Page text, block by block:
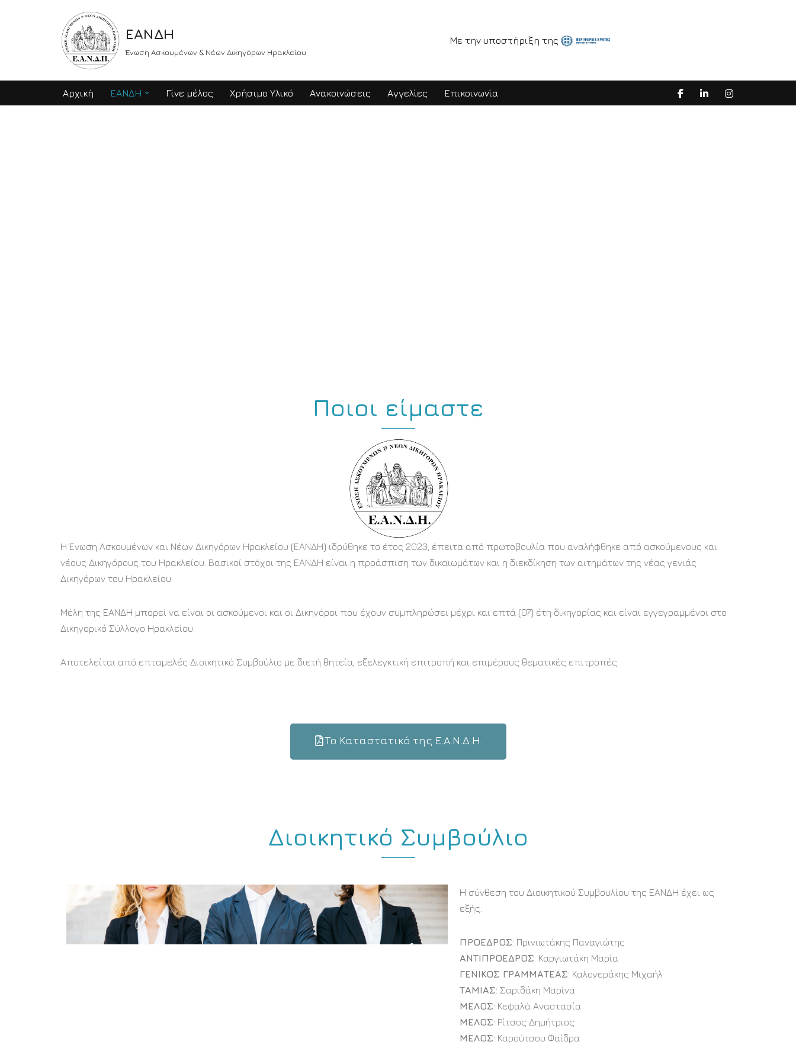
ΕΑΝΔΗ
Ένωση Ασκουμένων & Νέων Δικηγόρων Ηρακλείου
Με την υποστήριξη της
Αρχική ΕΑΝΔΗ Γίνε μέλος Χρήσιμο Υλικό Ανακοινώσεις Αγγελίες Επικοινωνία
Ποιοι είμαστε
Η Ένωση Ασκουμένων και Νέων Δικηγόρων Ηρακλείου (ΕΑΝΔΗ) ιδρύθηκε το έτος 2023, έπειτα από πρωτοβουλία που αναλήφθηκε από ασκούμενους και
νέους Δικηγόρους του Ηρακλείου. Βασικοί στόχοι της ΕΑΝΔΗ είναι η προάσπιση των δικαιωμάτων και η διεκδίκηση των αιτημάτων της νέας γενιάς
Δικηγόρων του Ηρακλείου.
Μέλη της ΕΑΝΔΗ μπορεί να είναι οι ασκούμενοι και οι Δικηγόροι που έχουν συμπληρώσει μέχρι και επτά (07) έτη δικηγορίας και είναι εγγεγραμμένοι στο
Δικηγορικό Σύλλογο Ηρακλείου.
Αποτελείται από επταμελές Διοικητικό Συμβούλιο με διετή θητεία, εξελεγκτική επιτροπή και επιμέρους θεματικές επιτροπές.
To Καταστατικό της Ε.Α.Ν.Δ.Η.
Διοικητικό Συμβούλιο
Η σύνθεση του Διοικητικού Συμβουλίου της ΕΑΝΔΗ έχει ως
εξής:
ΠΡΟΕΔΡΟΣ: Πρινιωτάκης Παναγιώτης
ΑΝΤΙΠΡΟΕΔΡΟΣ: Καργιωτάκη Μαρία
ΓΕΝΙΚΟΣ ΓΡΑΜΜΑΤΕΑΣ: Καλογεράκης Μιχαήλ
ΤΑΜΙΑΣ: Σαριδάκη Μαρίνα
ΜΕΛΟΣ: Κεφαλά Αναστασία
ΜΕΛΟΣ: Ρίτσος Δημήτριος
ΜΕΛΟΣ: Καρούτσου Φαίδρα